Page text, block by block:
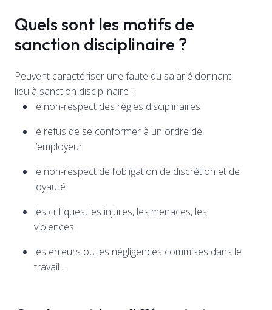
Quels sont les motifs de
sanction disciplinaire ?
Peuvent caractériser une faute du salarié donnant
lieu à sanction disciplinaire :
le non-respect des règles disciplinaires
le refus de se conformer à un ordre de
l’employeur
le non-respect de l’obligation de discrétion et de
loyauté
les critiques, les injures, les menaces, les
violences
les erreurs ou les négligences commises dans le
travail…